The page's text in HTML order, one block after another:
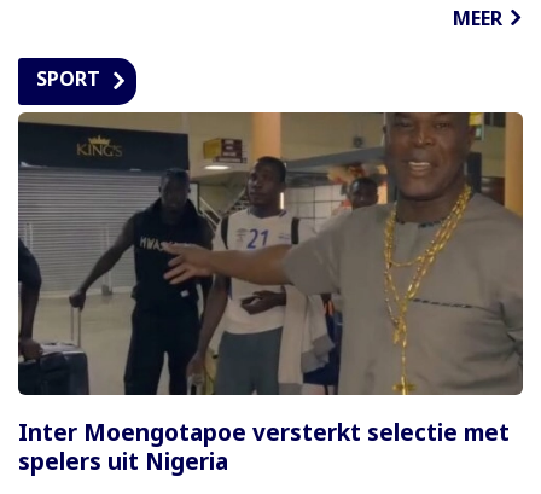
MEER
SPORT
Inter Moengotapoe versterkt selectie met
spelers uit Nigeria